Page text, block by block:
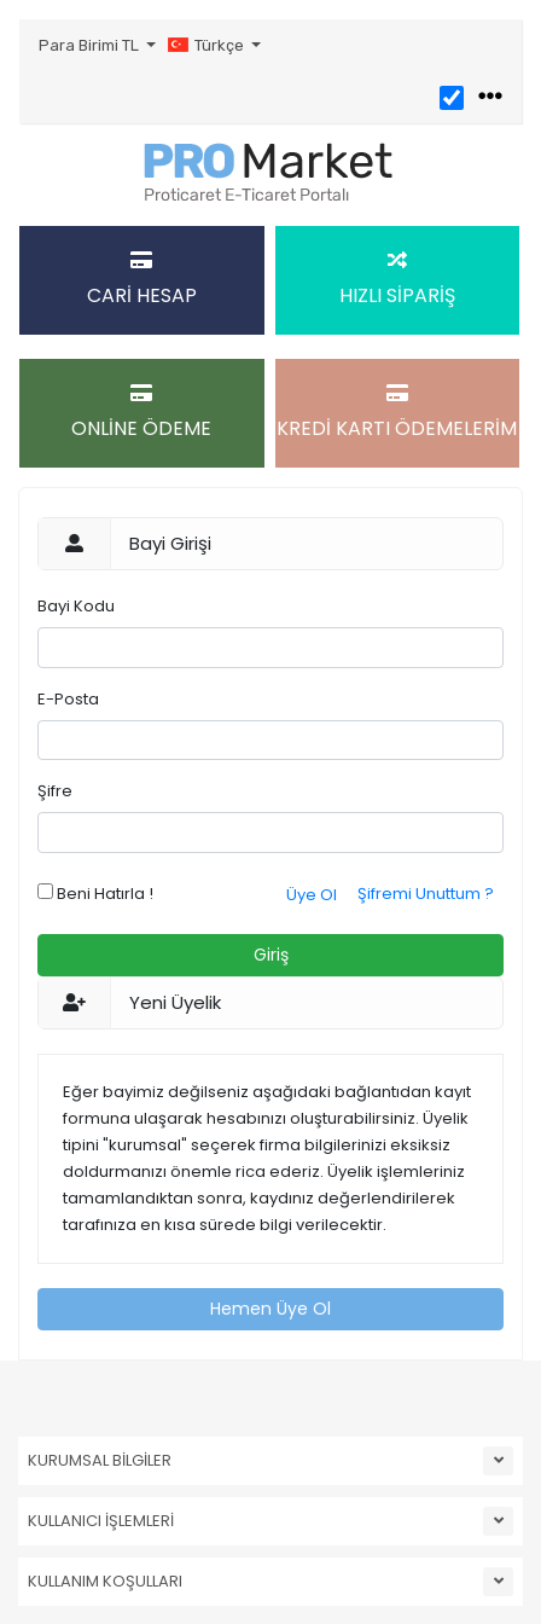
Para Birimi TL Türkçe
CARİ HESAP HIZLI SİPARİŞ
ONLİNE ÖDEME KREDİ KARTI ÖDEMELERİM
Bayi Girişi
Bayi Kodu
E-Posta
Şifre
Beni Hatırla ! Şifremi Unuttum ?
Üye Ol
Giriş
Yeni Üyelik
Eğer bayimiz değilseniz aşağıdaki bağlantıdan kayıt
formuna ulaşarak hesabınızı oluşturabilirsiniz. Üyelik
tipini "kurumsal" seçerek firma bilgilerinizi eksiksiz
doldurmanızı önemle rica ederiz. Üyelik işlemleriniz
tamamlandıktan sonra, kaydınız değerlendirilerek
tarafınıza en kısa sürede bilgi verilecektir.
Hemen Üye Ol
KURUMSAL BİLGİLER
KULLANICI İŞLEMLERİ
KULLANIM KOŞULLARI